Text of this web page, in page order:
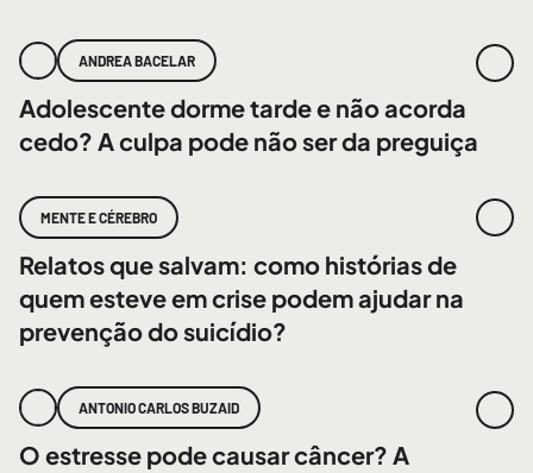
ANDREA BACELAR
Adolescente dorme tarde e não acorda
cedo? A culpa pode não ser da preguiça
MENTE E CÉREBRO
Relatos que salvam: como histórias de
quem esteve em crise podem ajudar na
prevenção do suicídio?
ANTONIO CARLOS BUZAID
O estresse pode causar câncer? A